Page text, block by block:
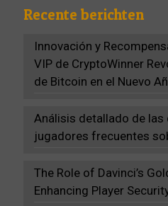
Recente berichten
Innovación y
VIP de CryptoWinner
de Bitcoin en el Nuevo
Análisis detallado de las
jugadores frecuentes
The Role of Davinci’s
Enhancing Player